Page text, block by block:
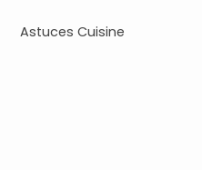
Astuces Cuisine